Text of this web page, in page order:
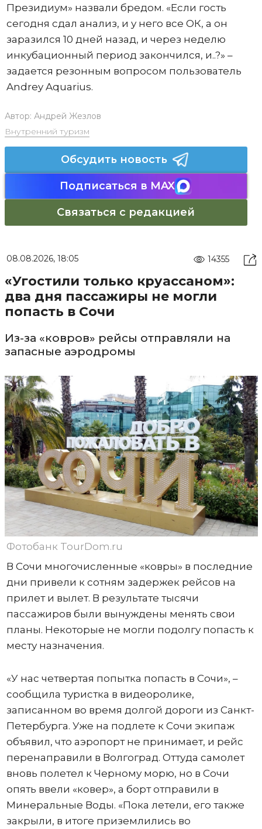
Президиум» назвали бредом. «Если гость
сегодня сдал анализ, и у него все ОК, а он
заразился 10 дней назад, и через неделю
инкубационный период закончился, и..?» –
задается резонным вопросом пользователь
Andrey Aquarius.
Автор: Андрей Жезлов
Внутренний туризм
Обсудить новость
Подписаться в MAX
Связаться с редакцией
08.08.2026, 18:05 14355
«Угостили только круассаном»:
два дня пассажиры не могли
попасть в Сочи
Из-за «ковров» рейсы отправляли на
запасные аэродромы
Фотобанк TourDom.ru
В Сочи многочисленные «ковры» в последние
дни привели к сотням задержек рейсов на
прилет и вылет. В результате тысячи
пассажиров были вынуждены менять свои
планы. Некоторые не могли подолгу попасть к
месту назначения.
«У нас четвертая попытка попасть в Сочи», –
сообщила туристка в видеоролике,
записанном во время долгой дороги из Санкт-
Петербурга. Уже на подлете к Сочи экипаж
объявил, что аэропорт не принимает, и рейс
перенаправили в Волгоград. Оттуда самолет
вновь полетел к Черному морю, но в Сочи
опять ввели «ковер», а борт отправили в
Минеральные Воды. «Пока летели, его также
закрыли, в итоге приземлились во